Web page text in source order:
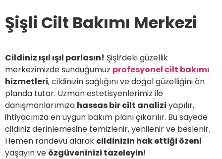
Şişli Cilt Bakımı Merkezi
Cildiniz ışıl ışıl parlasın! Şişli’deki güzellik
merkezimizde sunduğumuz profesyonel cilt bakımı
hizmetleri, cildinizin sağlığını ve doğal güzelliğini ön
planda tutar. Uzman estetisyenlerimiz ile
danışmanlarımıza hassas bir cilt analizi yapılır,
ihtiyacınıza en uygun bakım planı çıkarılır. Bu sayede
cildiniz derinlemesine temizlenir, yenilenir ve beslenir.
Hemen randevu alarak cildinizin hak ettiği özeni
yaşayın ve özgüveninizi tazeleyin!